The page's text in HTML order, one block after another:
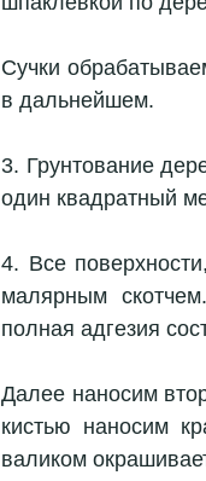
Сучки
в дальнейшем.
3. Грунтование
один квадратный
4. Все
малярным
полная адгезия
Далее наносим
кистью наносим
валиком